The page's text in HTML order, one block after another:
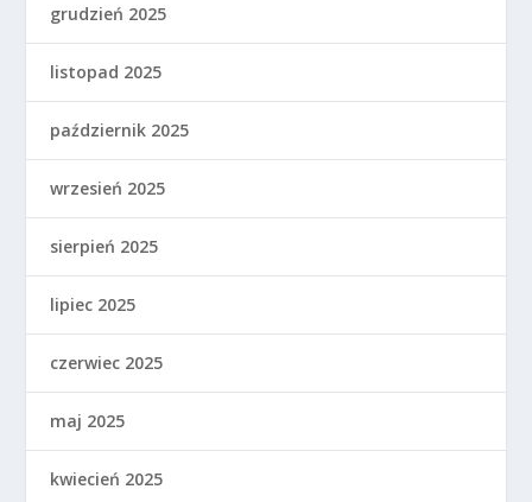
grudzień 2025
listopad 2025
październik 2025
wrzesień 2025
sierpień 2025
lipiec 2025
czerwiec 2025
maj 2025
kwiecień 2025